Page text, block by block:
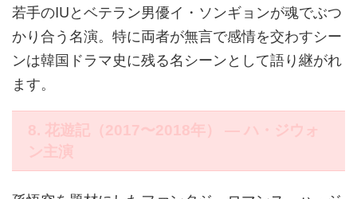
若手のIUとベテラン男優イ・ソンギョンが魂でぶつ
かり合う名演。特に両者が無言で感情を交わすシー
ンは韓国ドラマ史に残る名シーンとして語り継がれ
ます。
8. 花遊記（2017〜2018年） ― ハ・ジウォ
ン主演